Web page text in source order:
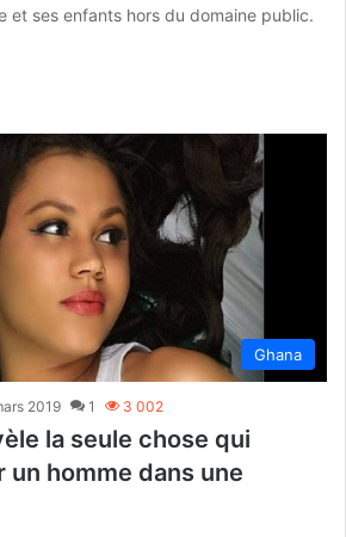
et ses enfants hors du domaine public.
Ghana
2019 1 3 002
la seule chose qui
homme dans une